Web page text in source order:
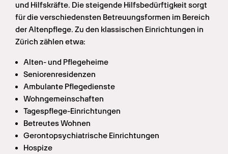
und Hilfskräfte. Die steigende Hilfsbedürftigkeit sorgt
für die verschiedensten Betreuungsformen im Bereich
der Altenpflege. Zu den klassischen Einrichtungen in
Zürich zählen etwa:
Alten- und Pflegeheime
Seniorenresidenzen
Ambulante Pflegedienste
Wohngemeinschaften
Tagespflege-Einrichtungen
Betreutes Wohnen
Gerontopsychiatrische Einrichtungen
Hospize